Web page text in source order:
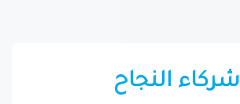
شركاء النجاح